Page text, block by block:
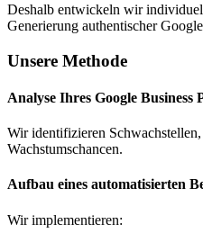
Deshalb entwickeln wir
Generierung authentischer
Unsere Methode
Analyse Ihres Google Business
Wir identifizieren
Wachstumschancen.
Aufbau eines automatisierten
Wir implementieren: